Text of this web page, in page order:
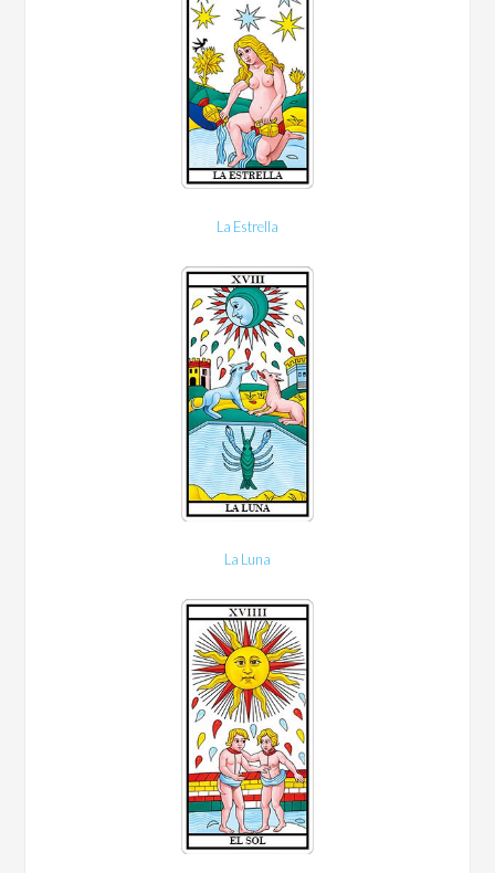
La Estrella
La Luna